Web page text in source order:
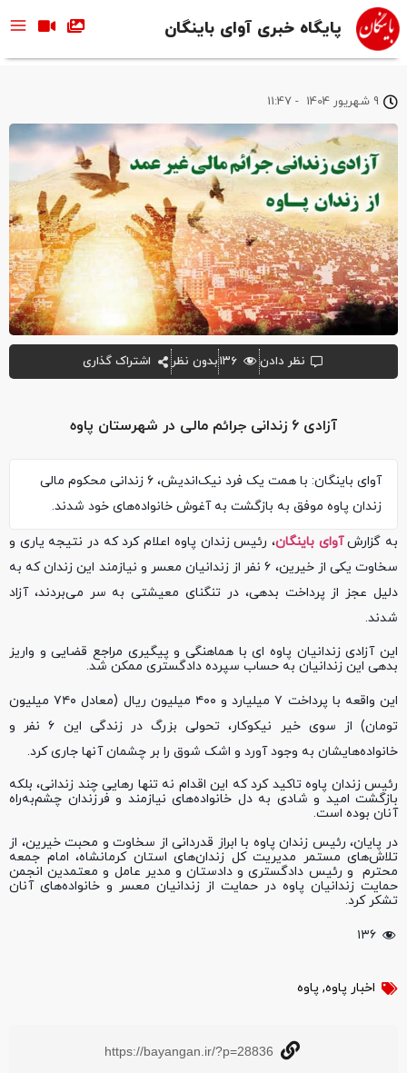
پایگاه خبری آوای باینگان
آزادی ۶ زندانی جرائم مالی در شهرستان پاوه
آوای باینگان: با همت یک فرد نیک‌اندیش، ۶ زندانی محکوم مالی
زندان پاوه موفق به بازگشت به آغوش خانواده‌های خود شدند.
9 شهریور 1404 -
11:47
نظر دادن ۱۳۶بدون نظر اشتراک گذاری
به گزارشآوای باینگان، رئیس زندان پاوه اعلام کرد که در نتیجه یاری و
سخاوت یکی از خیرین، ۶ نفر از زندانیان معسر و نیازمند این زندان که به
دلیل عجز از پرداخت بدهی، در تنگنای معیشتی به سر می‌بردند، آزاد
شدند.
این آزادی زندانیان پاوه ای با هماهنگی و پیگیری مراجع قضایی و واریز
بدهی این زندانیان به حساب سپرده دادگستری ممکن شد.
این واقعه با پرداخت ۷ میلیارد و ۴۰۰ میلیون ریال (معادل ۷۴۰ میلیون
تومان) از سوی خیر نیکوکار، تحولی بزرگ در زندگی این ۶ نفر و
خانواده‌هایشان به وجود آورد و اشک شوق را بر چشمان آنها جاری کرد.
رئیس زندان پاوه تاکید کرد که این اقدام نه تنها رهایی چند زندانی، بلکه
بازگشت امید و شادی به دل خانواده‌های نیازمند و فرزندان چشم‌به‌راه
آنان بوده است.
در پایان، رئیس زندان پاوه با ابراز قدردانی از سخاوت و محبت خیرین، از
تلاش‌های مستمر مدیریت کل زندان‌های استان کرمانشاه، امام جمعه
محترم و رئیس دادگستری و دادستان و مدیر عامل و معتمدین انجمن
حمایت زندانیان پاوه در حمایت از زندانیان معسر و خانواده‌های آنان
تشکر کرد.
۱۳۶
اخبار پاوه, پاوه
https://bayangan.ir/?p=28836